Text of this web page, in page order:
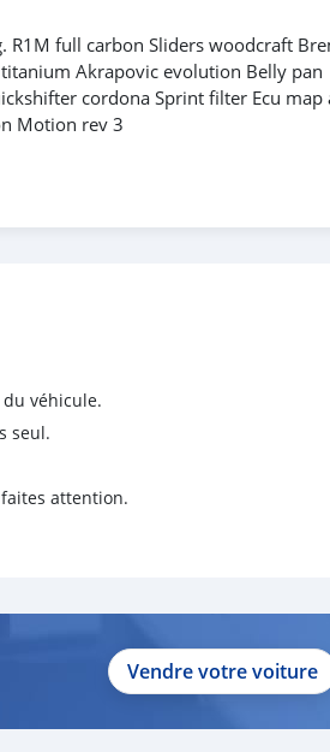
R1M full carbon Sliders woodcraft
Akrapovic evolution Belly pan
cordona Sprint filter Ecu map
Motion rev 3
véhicule.
seul.
attention.
Vendre votre voiture